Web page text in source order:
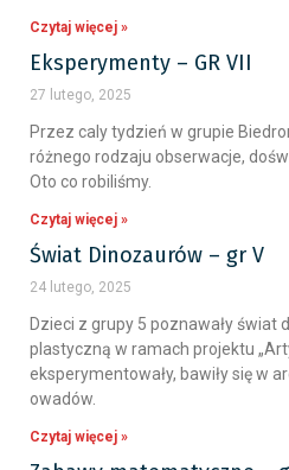
Czytaj więcej »
Eksperymenty – GR VII
27 lutego, 2025
Przez caly tydzień w grupie
różnego rodzaju obserwacje,
Oto co robiliśmy.
Czytaj więcej »
Świat Dinozaurów – gr V
24 lutego, 2025
Dzieci z grupy 5 poznawały świat
plastyczną w ramach projektu
eksperymentowały, bawiły się w
owadów.
Czytaj więcej »